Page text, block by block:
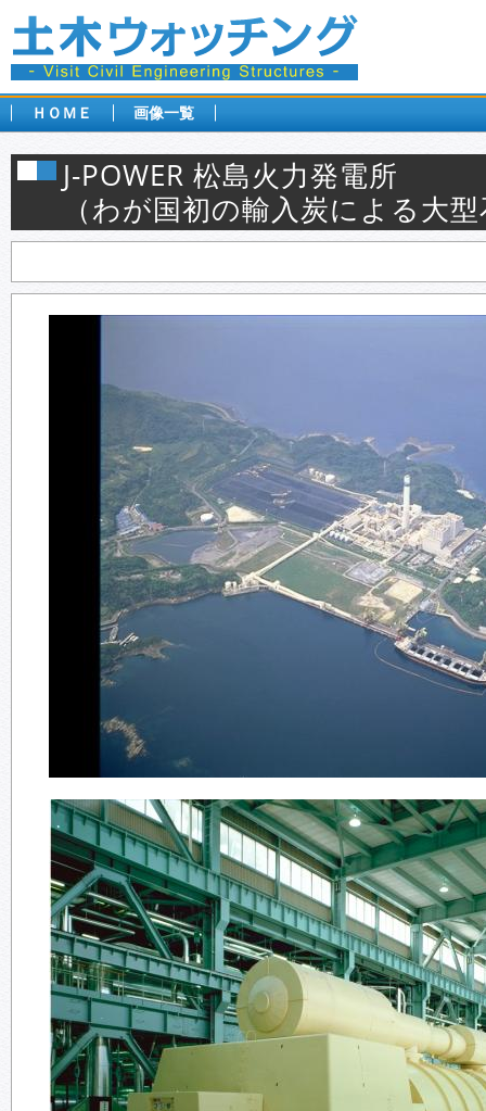
ＨＯＭＥ 画像一覧
J-POWER 松島火力発電所
（わが国初の輸入炭による大